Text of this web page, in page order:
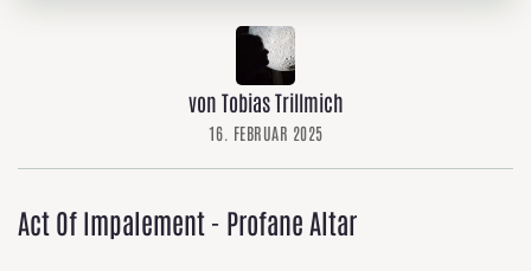
von Tobias Trillmich
16. FEBRUAR 2025
Act Of Impalement - Profane Altar